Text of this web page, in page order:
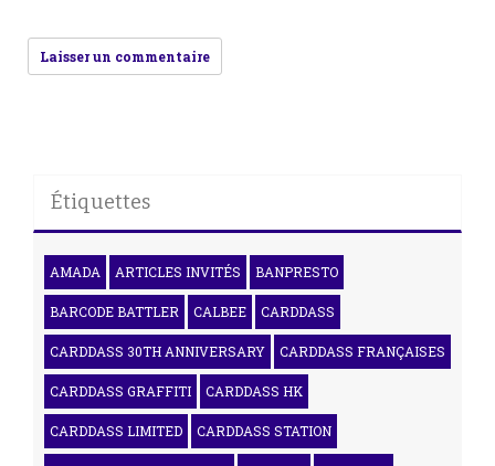
Étiquettes
AMADA ARTICLES INVITÉS BANPRESTO
BARCODE BATTLER CALBEE CARDDASS
CARDDASS 30TH ANNIVERSARY CARDDASS FRANÇAISES
CARDDASS GRAFFITI CARDDASS HK
CARDDASS LIMITED CARDDASS STATION